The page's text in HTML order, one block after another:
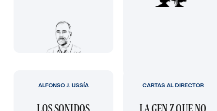
LOS SONIDOS
ALFONSO J. USSÍA
LA GEN Z QUE NO
CARTAS AL DIRECTOR